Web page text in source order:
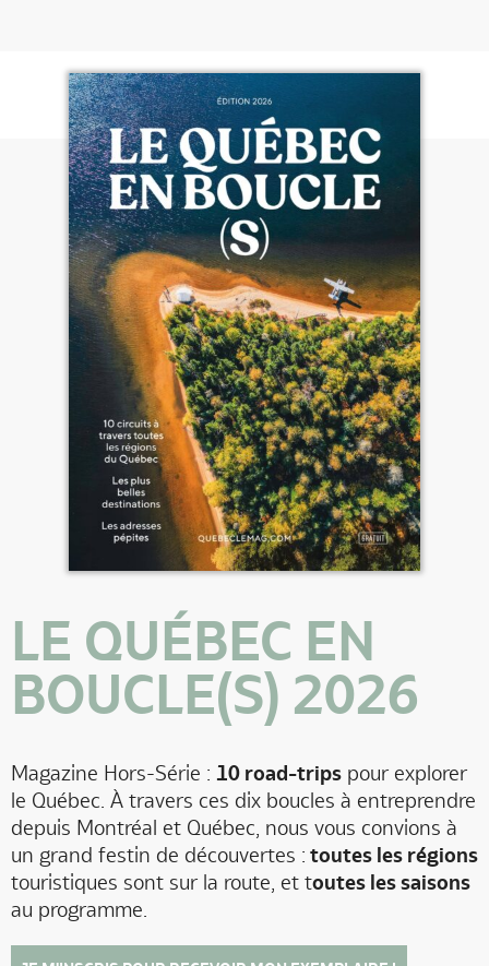
LE QUÉBEC EN
BOUCLE(S) 2026
Magazine Hors-Série : 10 road-trips pour explorer
le Québec. À travers ces dix boucles à entreprendre
depuis Montréal et Québec, nous vous convions à
un grand festin de découvertes : toutes les régions
touristiques sont sur la route, et toutes les saisons
au programme.